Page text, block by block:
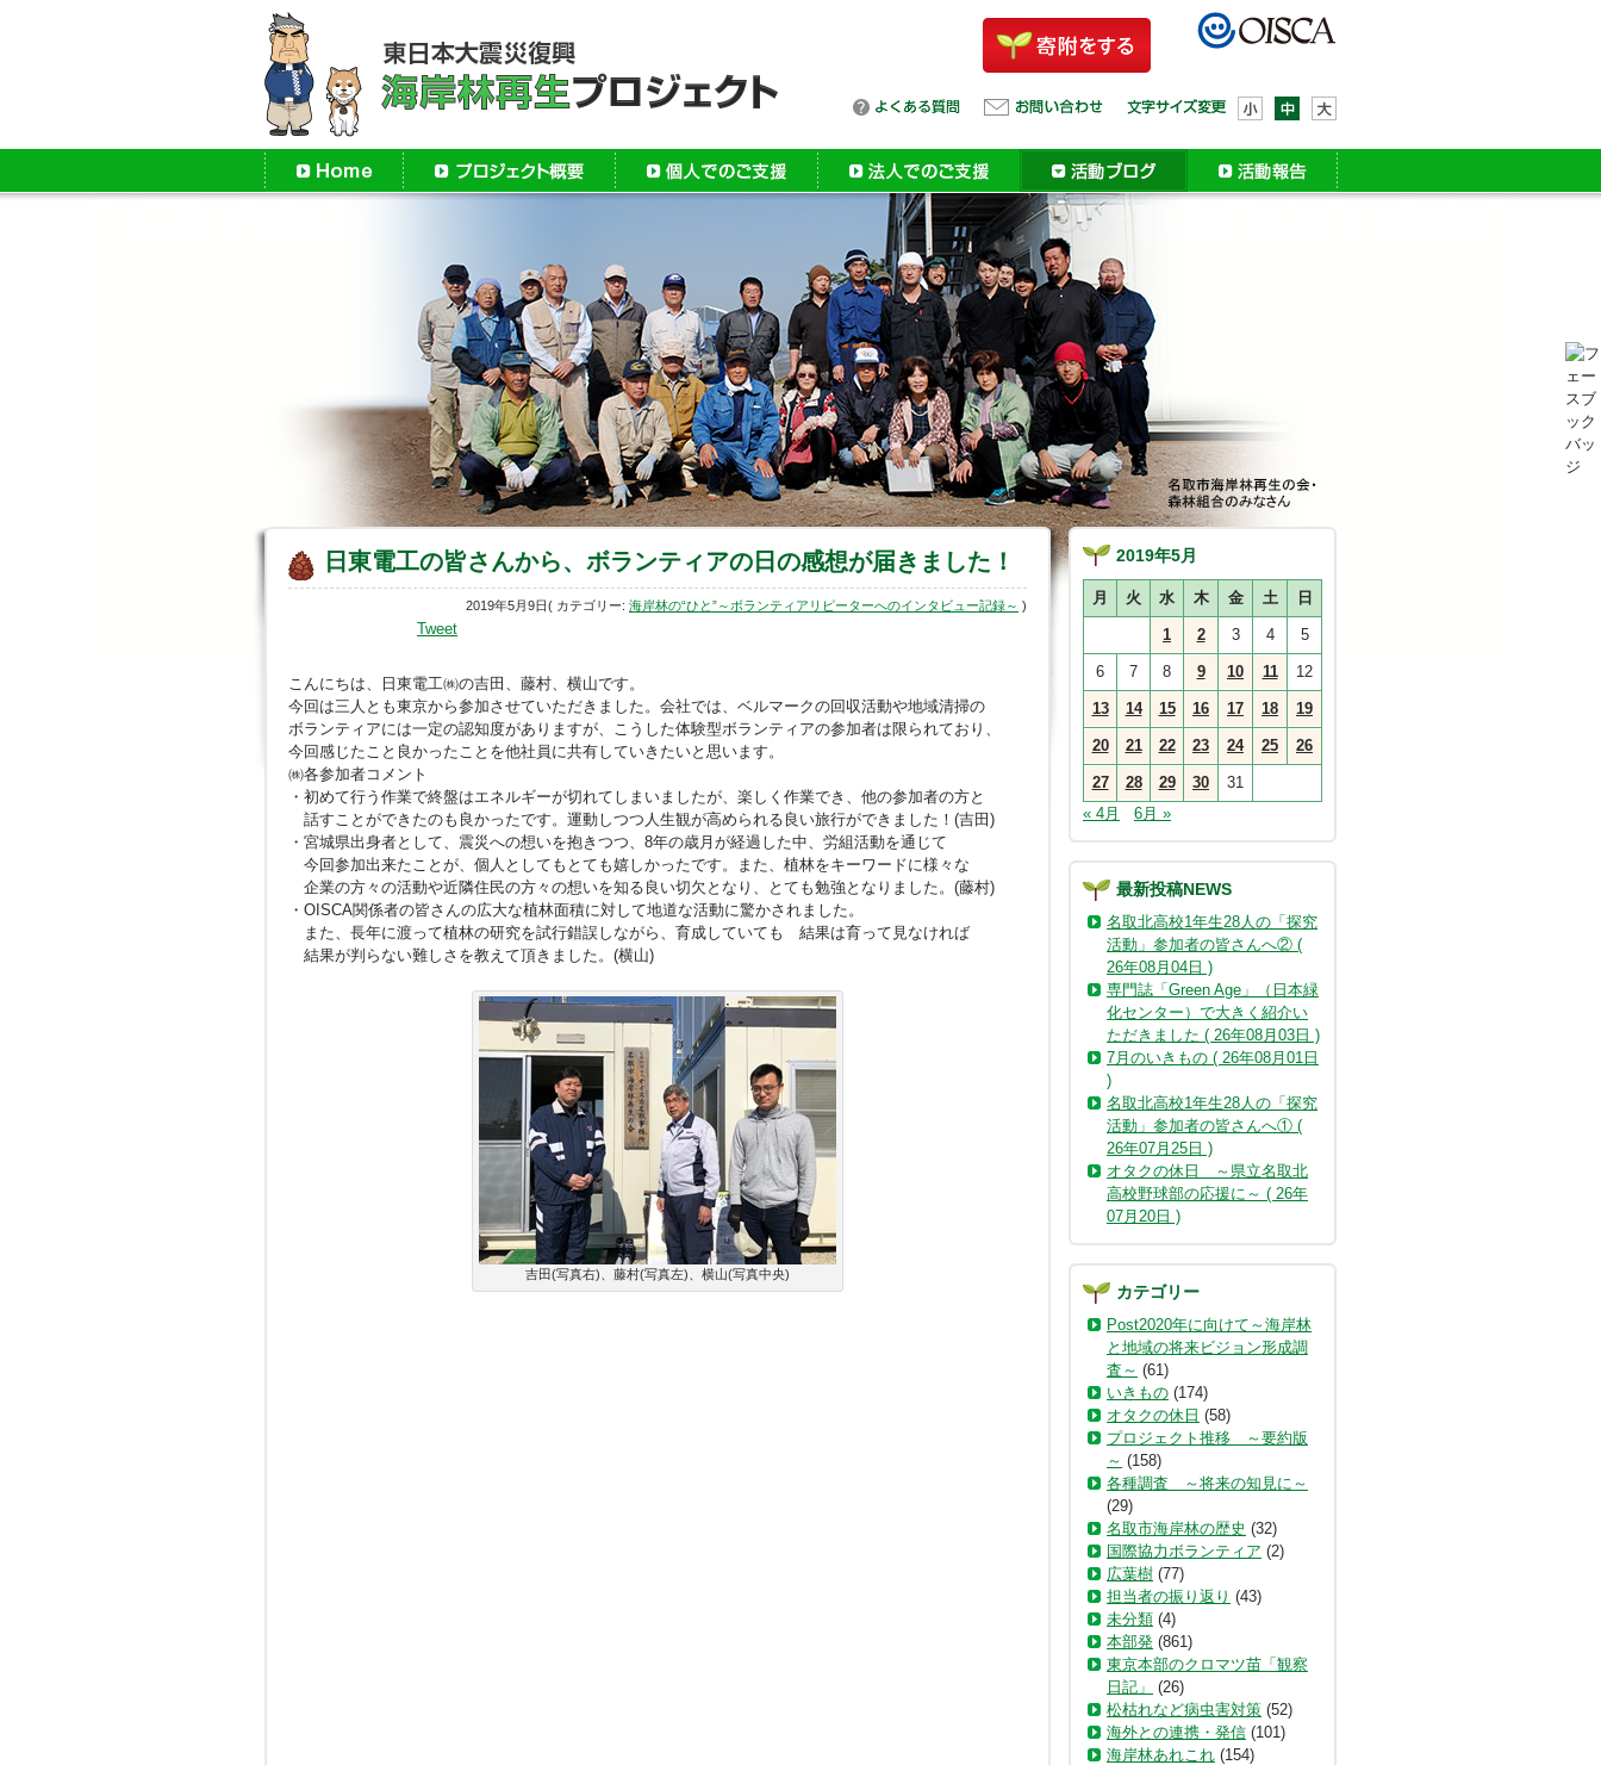
日東電工の皆さんから、ボランティアの日の感想が届きました！
2019年5月9日( カテゴリー: 海岸林の“ひと”～ボランティアリピーターへのインタビュー記録～ )
Tweet
こんにちは、日東電工㈱の吉田、藤村、横山です。
今回は三人とも東京から参加させていただきました。会社では、ベルマークの回収活動や地域清掃の
ボランティアには一定の認知度がありますが、こうした体験型ボランティアの参加者は限られており、
今回感じたこと良かったことを他社員に共有していきたいと思います。
㈱各参加者コメント
・初めて行う作業で終盤はエネルギーが切れてしまいましたが、楽しく作業でき、他の参加者の方と
話すことができたのも良かったです。運動しつつ人生観が高められる良い旅行ができました！(吉田)
・宮城県出身者として、震災への想いを抱きつつ、8年の歳月が経過した中、労組活動を通じて
今回参加出来たことが、個人としてもとても嬉しかったです。また、植林をキーワードに様々な
企業の方々の活動や近隣住民の方々の想いを知る良い切欠となり、とても勉強となりました。(藤村)
・OISCA関係者の皆さんの広大な植林面積に対して地道な活動に驚かされました。
また、長年に渡って植林の研究を試行錯誤しながら、育成していても 結果は育って見なければ
結果が判らない難しさを教えて頂きました。(横山)
吉田(写真右)、藤村(写真左)、横山(写真中央)
2019年5月
月 火 水 木 金 土 日
1 2 3 4 5
6 7 8 9 10 11 12
13 14 15 16 17 18 19
20 21 22 23 24 25 26
27 28 29 30
31
« 4月
6月 »
最新投稿NEWS
名取北高校1年生28人の「探究
活動」参加者の皆さんへ② (
26年08月04日 )
専門誌「Green Age」（日本緑
化センター）で大きく紹介い
ただきました ( 26年08月03日 )
7月のいきもの ( 26年08月01日
)
名取北高校1年生28人の「探究
活動」参加者の皆さんへ① (
26年07月25日 )
オタクの休日 ～県立名取北
高校野球部の応援に～ ( 26年
07月20日 )
カテゴリー
Post2020年に向けて～海岸林
と地域の将来ビジョン形成調
査～ (61)
いきもの (174)
オタクの休日 (58)
プロジェクト推移 ～要約版
～ (158)
各種調査 ～将来の知見に～
(29)
名取市海岸林の歴史 (32)
国際協力ボランティア (2)
広葉樹 (77)
担当者の振り返り (43)
未分類 (4)
本部発 (861)
東京本部のクロマツ苗「観察
日記」
(26)
松枯れなど病虫害対策 (52)
海外との連携・発信 (101)
海岸林あれこれ (154)